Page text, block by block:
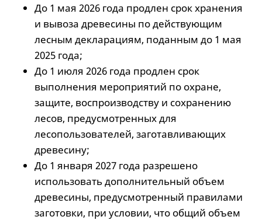
До 1 мая 2026 года продлен срок хранения
и вывоза древесины по действующим
лесным декларациям, поданным до 1 мая
2025 года;
До 1 июля 2026 года продлен срок
выполнения мероприятий по охране,
защите, воспроизводству и сохранению
лесов, предусмотренных для
лесопользователей, заготавливающих
древесину;
До 1 января 2027 года разрешено
использовать дополнительный объем
древесины, предусмотренный правилами
заготовки, при условии, что общий объем